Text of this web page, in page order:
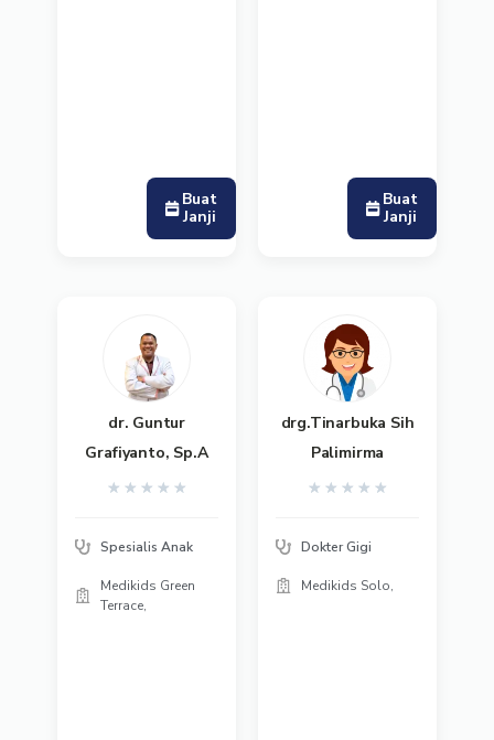
Buat
Janji
Buat
Janji
dr. Guntur
Grafiyanto, Sp.A
★ ★ ★ ★ ★
Spesialis Anak
Medikids Green
Terrace,
drg.Tinarbuka Sih
Palimirma
★ ★ ★ ★ ★
Dokter Gigi
Medikids Solo,